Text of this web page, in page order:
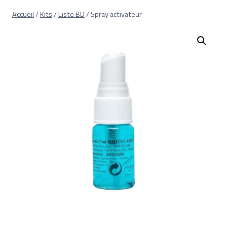
Accueil/Kits/Liste BD/Spray activateur